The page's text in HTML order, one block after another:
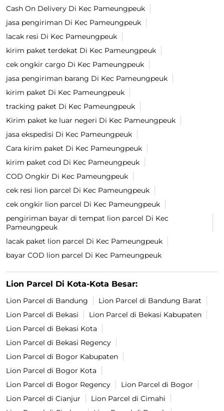
Cash On Delivery Di Kec Pameungpeuk
jasa pengiriman Di Kec Pameungpeuk
lacak resi Di Kec Pameungpeuk
kirim paket terdekat Di Kec Pameungpeuk
cek ongkir cargo Di Kec Pameungpeuk
jasa pengiriman barang Di Kec Pameungpeuk
kirim paket Di Kec Pameungpeuk
tracking paket Di Kec Pameungpeuk
Kirim paket ke luar negeri Di Kec Pameungpeuk
jasa ekspedisi Di Kec Pameungpeuk
Cara kirim paket Di Kec Pameungpeuk
kirim paket cod Di Kec Pameungpeuk
COD Ongkir Di Kec Pameungpeuk
cek resi lion parcel Di Kec Pameungpeuk
cek ongkir lion parcel Di Kec Pameungpeuk
pengiriman bayar di tempat lion parcel Di Kec
Pameungpeuk
lacak paket lion parcel Di Kec Pameungpeuk
bayar COD lion parcel Di Kec Pameungpeuk
Lion Parcel Di Kota-Kota Besar:
Lion Parcel di Bandung
Lion Parcel di Bandung Barat
Lion Parcel di Bekasi
Lion Parcel di Bekasi Kabupaten
Lion Parcel di Bekasi Kota
Lion Parcel di Bekasi Regency
Lion Parcel di Bogor Kabupaten
Lion Parcel di Bogor Kota
Lion Parcel di Bogor Regency
Lion Parcel di Bogor
Lion Parcel di Cianjur
Lion Parcel di Cimahi